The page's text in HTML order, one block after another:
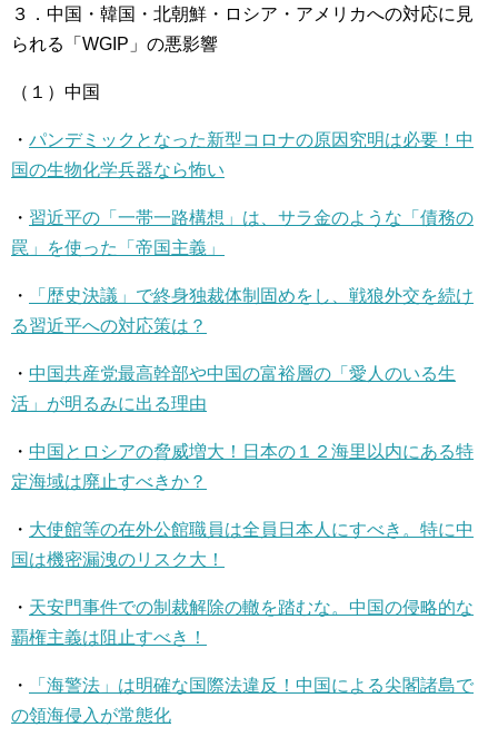
３．中国・韓国・北朝鮮・ロシア・アメリカへの対応に見
られる「WGIP」の悪影響
（１）中国
・ パンデミックとなった新型コロナの原因究明は必要！中
国の生物化学兵器なら怖い
・ 習近平の「一帯一路構想」は、サラ金のような「債務の
罠」を使った「帝国主義」
・
「歴史決議」で終身独裁体制固めをし、戦狼外交を続け
る習近平への対応策は？
・ 中国共産党最高幹部や中国の富裕層の「愛人のいる生
活」が明るみに出る理由
・ 中国とロシアの脅威増大！日本の１２海里以内にある特
定海域は廃止すべきか？
・ 大使館等の在外公館職員は全員日本人にすべき。特に中
国は機密漏洩のリスク大！
・ 天安門事件での制裁解除の轍を踏むな。中国の侵略的な
覇権主義は阻止すべき！
・
「海警法」は明確な国際法違反！中国による尖閣諸島で
の領海侵入が常態化